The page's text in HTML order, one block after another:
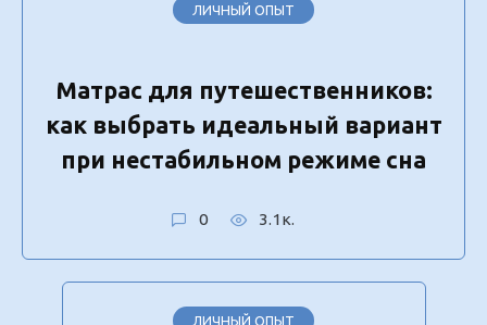
ЛИЧНЫЙ ОПЫТ
Матрас для путешественников:
как выбрать идеальный вариант
при нестабильном режиме сна
0 3.1к.
ЛИЧНЫЙ ОПЫТ